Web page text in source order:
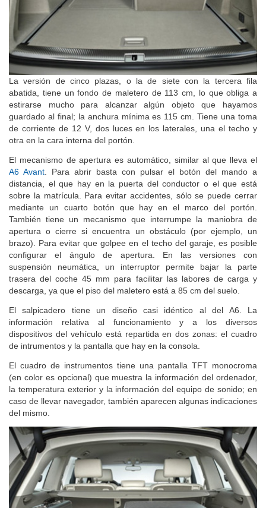
La versión de cinco plazas, o la de siete con la tercera fila
abatida, tiene un fondo de maletero de 113 cm, lo que obliga a
estirarse mucho para alcanzar algún objeto que hayamos
guardado al final; la anchura mínima es 115 cm. Tiene una toma
de corriente de 12 V, dos luces en los laterales, una el techo y
otra en la cara interna del portón.
El mecanismo de apertura es automático, similar al que lleva el
A6 Avant . Para abrir basta con pulsar el botón del mando a
distancia, el que hay en la puerta del conductor o el que está
sobre la matrícula. Para evitar accidentes, sólo se puede cerrar
mediante un cuarto botón que hay en el marco del portón.
También tiene un mecanismo que interrumpe la maniobra de
apertura o cierre si encuentra un obstáculo (por ejemplo, un
brazo). Para evitar que golpee en el techo del garaje, es posible
configurar el ángulo de apertura. En las versiones con
suspensión neumática, un interruptor permite bajar la parte
trasera del coche 45 mm para facilitar las labores de carga y
descarga, ya que el piso del maletero está a 85 cm del suelo.
El salpicadero tiene un diseño casi idéntico al del A6. La
información relativa al funcionamiento y a los diversos
dispositivos del vehículo está repartida en dos zonas: el cuadro
de intrumentos y la pantalla que hay en la consola.
El cuadro de instrumentos tiene una pantalla TFT monocroma
(en color es opcional) que muestra la información del ordenador,
la temperatura exterior y la información del equipo de sonido; en
caso de llevar navegador, también aparecen algunas indicaciones
del mismo.